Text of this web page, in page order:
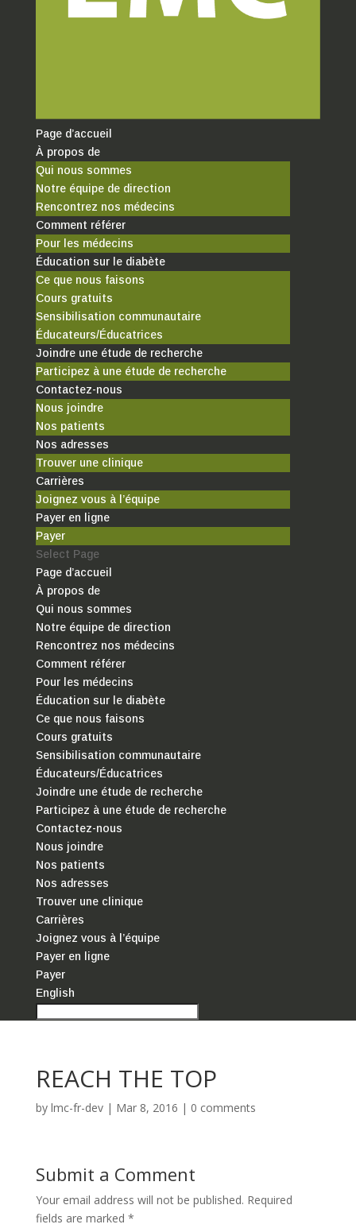
Page d’accueil
À propos de
Qui nous sommes
Notre équipe de direction
Rencontrez nos médecins
Comment référer
Pour les médecins
Éducation sur le diabète
Ce que nous faisons
Cours gratuits
Sensibilisation communautaire
Éducateurs/Éducatrices
Joindre une étude de recherche
Participez à une étude de recherche
Contactez-nous
Nous joindre
Nos patients
Nos adresses
Trouver une clinique
Carrières
Joignez vous à l’équipe
Payer en ligne
Payer
Select Page
Page d’accueil
À propos de
Qui nous sommes
Notre équipe de direction
Rencontrez nos médecins
Comment référer
Pour les médecins
Éducation sur le diabète
Ce que nous faisons
Cours gratuits
Sensibilisation communautaire
Éducateurs/Éducatrices
Joindre une étude de recherche
Participez à une étude de recherche
Contactez-nous
Nous joindre
Nos patients
Nos adresses
Trouver une clinique
Carrières
Joignez vous à l’équipe
Payer en ligne
Payer
English
REACH THE TOP
by lmc-fr-dev| Mar 8, 2016 | 0 comments
Submit a Comment
Your email address will not be published. Required
fields are marked *